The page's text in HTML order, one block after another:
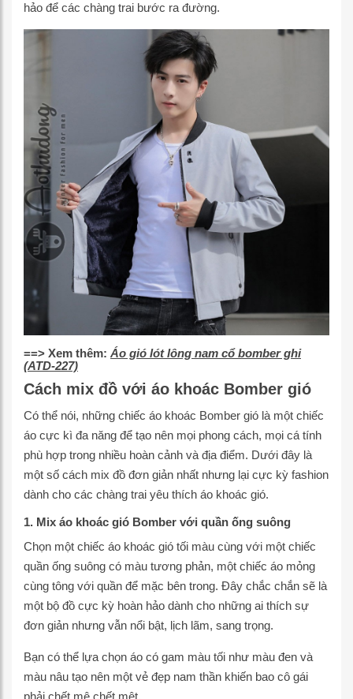
hảo để các chàng trai bước ra đường.
==> Xem thêm: Áo gió lót lông nam cổ bomber ghi
(ATD-227)
Cách mix đồ với áo khoác Bomber gió
Có thể nói, những chiếc áo khoác Bomber gió là một chiếc
áo cực kì đa năng để tạo nên mọi phong cách, mọi cá tính
phù hợp trong nhiều hoàn cảnh và địa điểm. Dưới đây là
một số cách mix đồ đơn giản nhất nhưng lại cực kỳ fashion
dành cho các chàng trai yêu thích áo khoác gió.
1. Mix áo khoác gió Bomber với quần ống suông
Chọn một chiếc áo khoác gió tối màu cùng với một chiếc
quần ống suông có màu tương phản, một chiếc áo mỏng
cùng tông với quần để mặc bên trong. Đây chắc chắn sẽ là
một bộ đồ cực kỳ hoàn hảo dành cho những ai thích sự
đơn giản nhưng vẫn nổi bật, lịch lãm, sang trọng.
Bạn có thể lựa chọn áo có gam màu tối như màu đen và
màu nâu tạo nên một vẻ đẹp nam thần khiến bao cô gái
phải chết mê chết mệt.